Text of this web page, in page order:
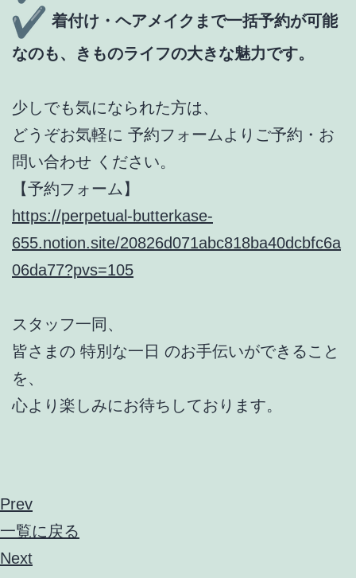
着付け・ヘアメイクまで一括予約が可能
なのも、きものライフの大きな魅力です。
少しでも気になられた方は、
どうぞお気軽に 予約フォームよりご予約・お
問い合わせ ください。
【予約フォーム】
https://perpetual-butterkase-
655.notion.site/20826d071abc818ba40dcbfc6a
06da77?pvs=105
スタッフ一同、
皆さまの 特別な一日 のお手伝いができること
を、
心より楽しみにお待ちしております。
Prev
一覧に戻る
Next